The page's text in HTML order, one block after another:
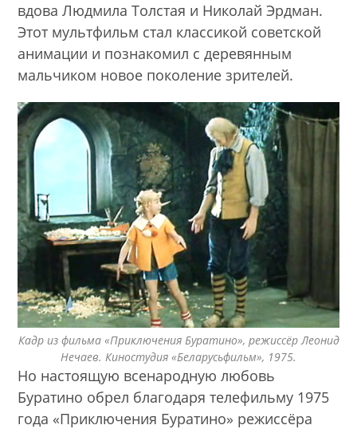
вдова Людмила Толстая и Николай Эрдман.
Этот мультфильм стал классикой советской
анимации и познакомил с деревянным
мальчиком новое поколение зрителей.
Кадр из фильма «Приключения Буратино», режиссёр Леонид
Нечаев. Киностудия «Беларусьфильм», 1975.
Но настоящую всенародную любовь
Буратино обрел благодаря телефильму 1975
года «Приключения Буратино» режиссёра